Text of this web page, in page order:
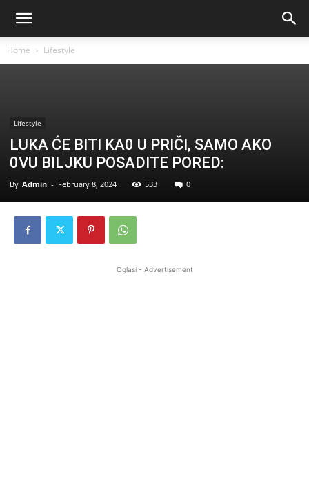
Home Lifestyle
Lifestyle
LUKA ĆE BITI KA0 U PRIČI, SAMO AKO
0VU BILJKU POSADITE PORED:
By Admin - February 8, 2024 533 0
Oglasi - Advertisement